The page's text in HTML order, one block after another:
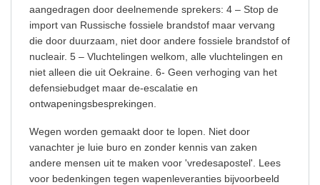
aangedragen door deelnemende sprekers: 4 – Stop de
import van Russische fossiele brandstof maar vervang
die door duurzaam, niet door andere fossiele brandstof of
nucleair. 5 – Vluchtelingen welkom, alle vluchtelingen en
niet alleen die uit Oekraine. 6- Geen verhoging van het
defensiebudget maar de-escalatie en
ontwapeningsbesprekingen.
Wegen worden gemaakt door te lopen. Niet door
vanachter je luie buro en zonder kennis van zaken
andere mensen uit te maken voor 'vredesapostel'. Lees
voor bedenkingen tegen wapenleveranties bijvoorbeeld